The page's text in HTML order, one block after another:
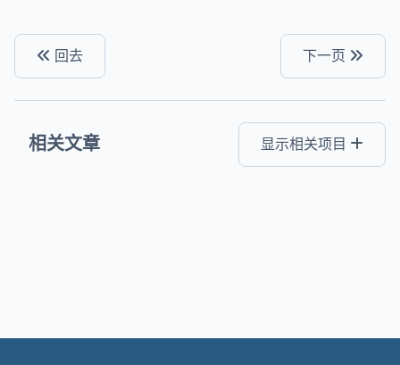
回去 下一页
相关文章 显示相关项目